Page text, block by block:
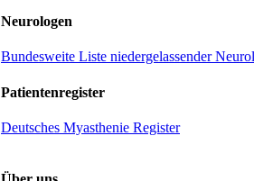
Neurologen
Bundesweite Liste niedergelassender
Patientenregister
Deutsches Myasthenie Register